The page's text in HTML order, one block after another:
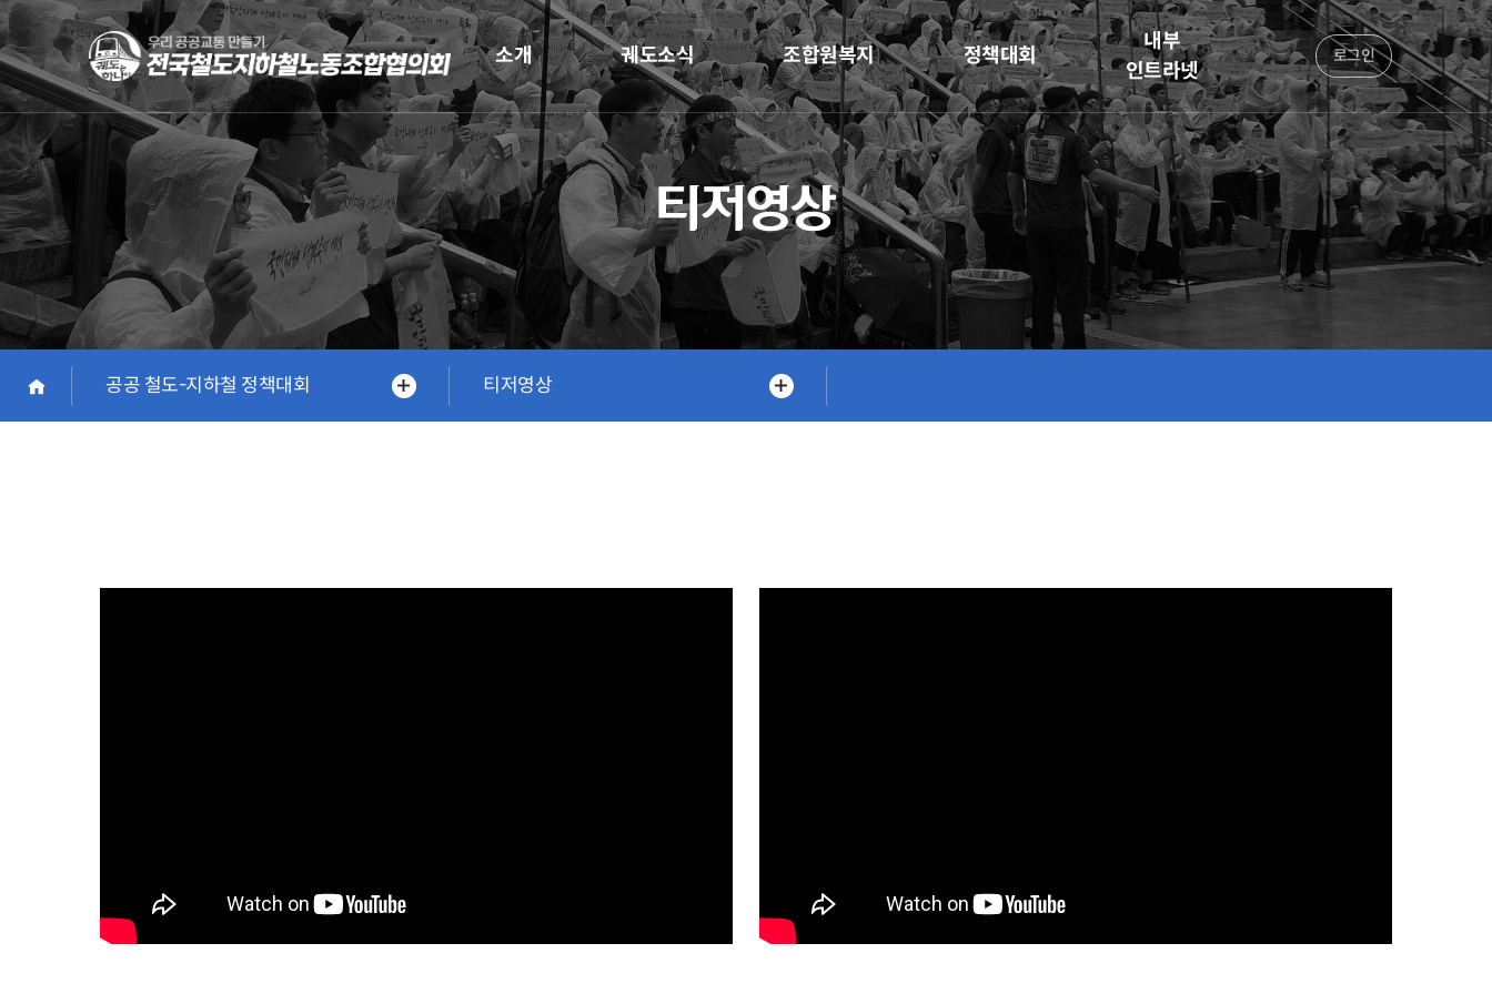
Skip
to
main
content
소개 궤도소식 조합원복지 정책대회
내부
인트라넷
로그인
티저영상
공공 철도-지하철 정책대회 티저영상